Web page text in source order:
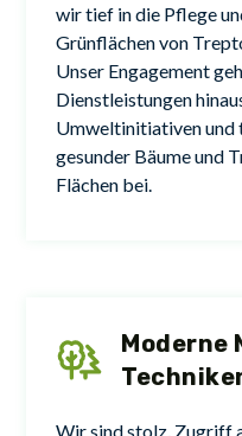
wir tief in die Pflege
Grünflächen von
Unser Engagement
Dienstleistungen
Umweltinitiativen und
gesunder Bäume und
Flächen bei.
Moderne
Wir sind stolz, Zugriff